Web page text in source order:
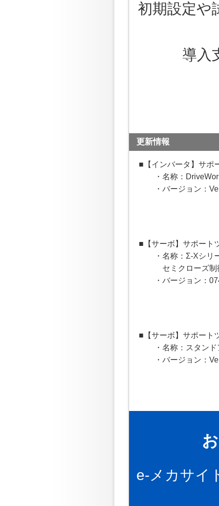
初期設定や
導入
更新情報
■【インバータ】サポ
・名称：
・バージョン：
■【サーボ】サポート
・名称：Σ-Xシ
セミクローズ制
・バージョン：
■【サーボ】サポート
・名称：スタン
・バージョン：
e-メカサイ